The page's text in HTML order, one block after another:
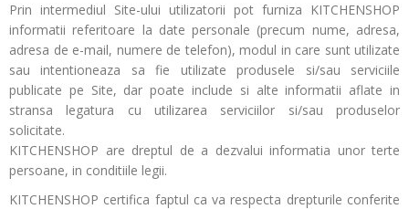
Prin intermediul Site-ului utilizatorii pot furniza KITCHENSHOP
informatii referitoare la date personale (precum nume, adresa,
adresa de e-mail, numere de telefon), modul in care sunt utilizate
sau intentioneaza sa fie utilizate produsele si/sau serviciile
publicate pe Site, dar poate include si alte informatii aflate in
stransa legatura cu utilizarea serviciilor si/sau produselor
solicitate.
KITCHENSHOP are dreptul de a dezvalui informatia unor terte
persoane, in conditiile legii.
KITCHENSHOP certifica faptul ca va respecta drepturile conferite